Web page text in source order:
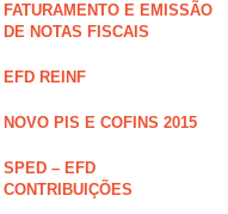
FATURAMENTO E EMISSÃO
DE NOTAS FISCAIS
EFD REINF
NOVO PIS E COFINS 2015
SPED – EFD
CONTRIBUIÇÕES